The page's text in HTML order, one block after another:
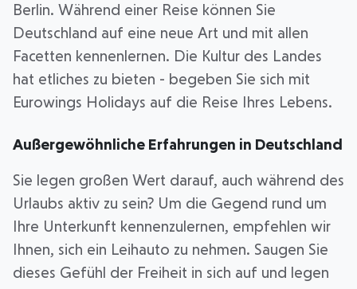
Berlin. Während einer Reise können Sie
Deutschland auf eine neue Art und mit allen
Facetten kennenlernen. Die Kultur des Landes
hat etliches zu bieten - begeben Sie sich mit
Eurowings Holidays auf die Reise Ihres Lebens.
Außergewöhnliche Erfahrungen in Deutschland
Sie legen großen Wert darauf, auch während des
Urlaubs aktiv zu sein? Um die Gegend rund um
Ihre Unterkunft kennenzulernen, empfehlen wir
Ihnen, sich ein Leihauto zu nehmen. Saugen Sie
dieses Gefühl der Freiheit in sich auf und legen